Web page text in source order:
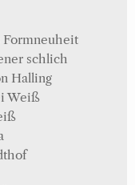
Formneuheit
schlich
Halling
Weiß